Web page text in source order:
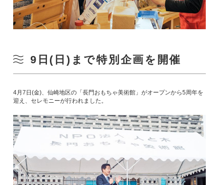
9日(日)まで特別企画を開催
4月7日(金)、仙崎地区の「長門おもちゃ美術館」がオープンから5周年を
迎え、セレモニーが行われました。